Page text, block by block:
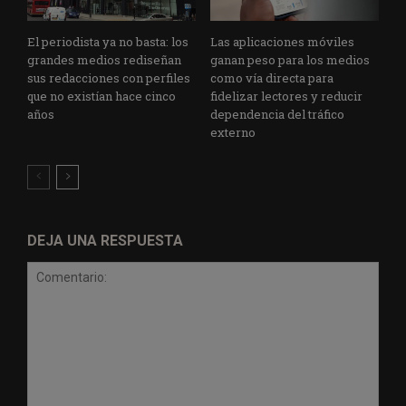
El periodista ya no basta: los
grandes medios rediseñan
sus redacciones con perfiles
que no existían hace cinco
años
Las aplicaciones móviles
ganan peso para los medios
como vía directa para
fidelizar lectores y reducir
dependencia del tráfico
externo
DEJA UNA RESPUESTA